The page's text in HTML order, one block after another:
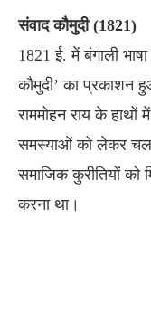
संवाद कौमुदी (1821)
1821 ई. में बंगाली
कौमुदी’ का प्रकाशन
राममोहन राय के
समस्याओं को लेकर
समाजिक कुरीतियों को
करना था।